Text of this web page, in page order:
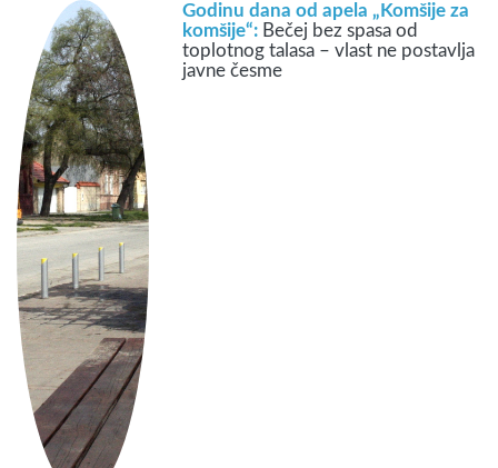
Godinu dana od apela „Komšije za
komšije“: Bečej bez spasa od
toplotnog talasa – vlast ne postavlja
javne česme